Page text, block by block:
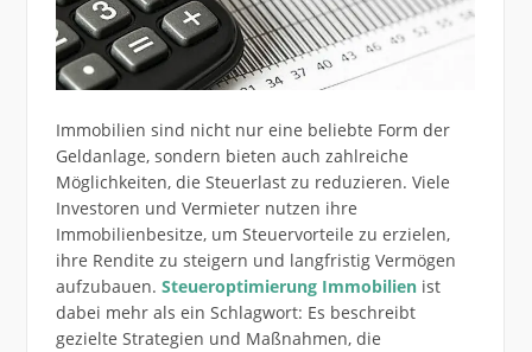
Immobilien sind nicht nur eine beliebte Form der
Geldanlage, sondern bieten auch zahlreiche
Möglichkeiten, die Steuerlast zu reduzieren. Viele
Investoren und Vermieter nutzen ihre
Immobilienbesitze, um Steuervorteile zu erzielen,
ihre Rendite zu steigern und langfristig Vermögen
aufzubauen. Steueroptimierung Immobilienist
dabei mehr als ein Schlagwort: Es beschreibt
gezielte Strategien und Maßnahmen, die